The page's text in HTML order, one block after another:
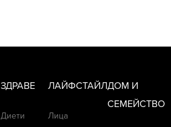
ЗДРАВЕ
Диети
ЛАЙФСТАЙЛ
Лица
ДОМ И
СЕМЕЙСТВО